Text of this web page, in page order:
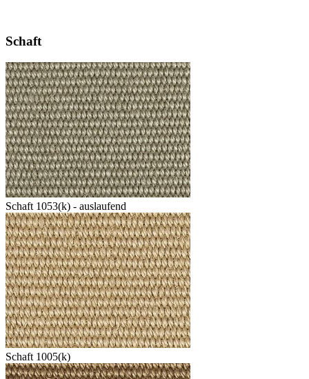
Schaft
Schaft 1053(k) - auslaufend
Schaft 1005(k)